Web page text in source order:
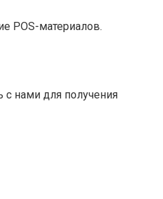
POS-материалов.
с нами для получения